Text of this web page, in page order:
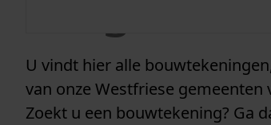
U vindt hier alle
van onze Westfriese gemeenten
Zoekt u een bouwtekening? Ga